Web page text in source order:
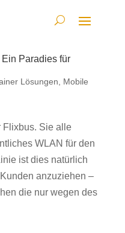
Paradies für
Lösungen
Mobile
Flixbus. Sie alle
WLAN für den
ist dies natürlich
anzuziehen –
die nur wegen des